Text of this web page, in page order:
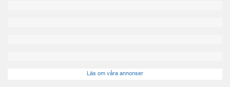
Läs om våra annonser